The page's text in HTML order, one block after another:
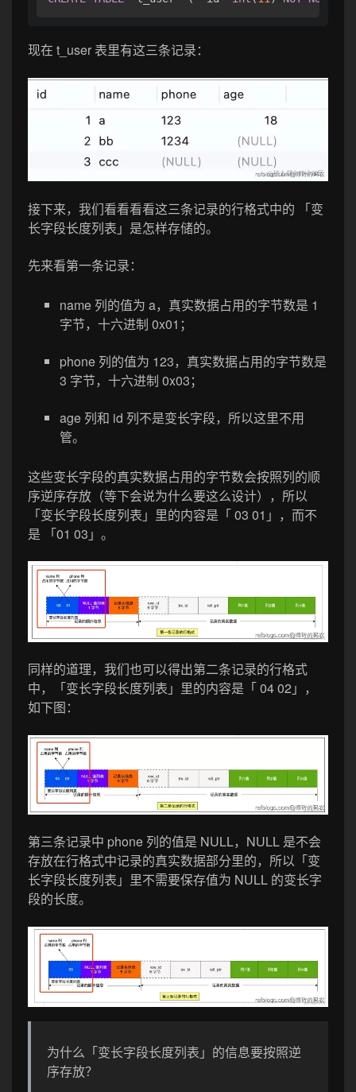
现在 t_user 表里有这三条记录：
接下来，我们看看看看这三条记录的行格式中的 「变
长字段长度列表」是怎样存储的。
先来看第一条记录：
name 列的值为 a，真实数据占用的字节数是 1
字节，十六进制 0x01；
phone 列的值为 123，真实数据占用的字节数是
3 字节，十六进制 0x03；
age 列和 id 列不是变长字段，所以这里不用
管。
这些变长字段的真实数据占用的字节数会按照列的顺
序逆序存放（等下会说为什么要这么设计），所以
「变长字段长度列表」里的内容是「 03 01」，而不
是 「01 03」。
同样的道理，我们也可以得出第二条记录的行格式
中，「变长字段长度列表」里的内容是「 04 02」，
如下图：
第三条记录中 phone 列的值是 NULL，NULL 是不会
存放在行格式中记录的真实数据部分里的，所以「变
长字段长度列表」里不需要保存值为 NULL 的变长字
段的长度。
为什么「变长字段长度列表」的信息要按照逆
序存放？